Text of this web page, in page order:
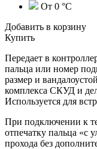
От 0 °C
Добавить в корзину
Купить
Передает в
пальца или номер
размер и
комплекса СКУД и
Используется для
При подключении к
отпечатку пальца «с
прохода без